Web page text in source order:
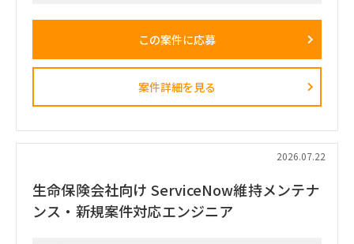
・プロジェクト開始直後および終了前は、出張頻度が比較的少
・勝田出張以外の日はリモートワーク
に対する改革提案および最終報告までを担います。
■業務内容
・設計部門のオフィス内における行動観察、エスノグラフィ調
・現場担当者へのヒアリングおよび顕在・潜在課題の整理
・課題の分析、構造化およびボトルネックの特定
・幹部層への中間報告、最終報告資料の作成およびプレゼンテ
ーション
この案件に応募
案件詳細を見る
2026.07.22
生命保険会社向け ServiceNow維持メンテナ
ンス・新規案件対応エンジニア